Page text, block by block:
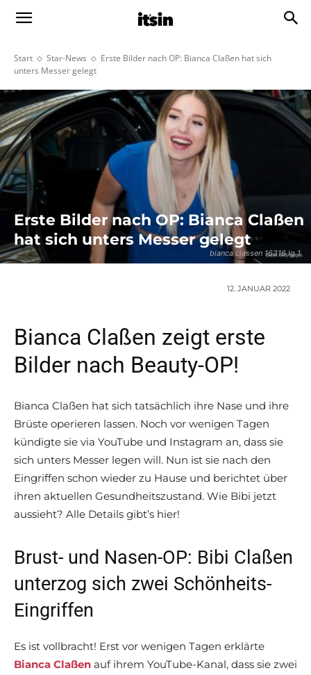
Start Star-News
Erste Bilder nach OP: Bianca Claßen hat sich
unters Messer gelegt
bianca classen 16316 lg 1
Erste Bilder nach OP: Bianca Claßen
hat sich unters Messer gelegt
12. JANUAR 2022
Bianca Claßen zeigt erste
Bilder nach Beauty-OP!
Bianca Claßen hat sich tatsächlich ihre Nase und ihre
Brüste operieren lassen. Noch vor wenigen Tagen
kündigte sie via YouTube und Instagram an, dass sie
sich unters Messer legen will. Nun ist sie nach den
Eingriffen schon wieder zu Hause und berichtet über
ihren aktuellen Gesundheitszustand. Wie Bibi jetzt
aussieht? Alle Details gibt’s hier!
Brust- und Nasen-OP: Bibi Claßen
unterzog sich zwei Schönheits-
Eingriffen
Es ist vollbracht! Erst vor wenigen Tagen erklärte
Bianca Claßen auf ihrem YouTube-Kanal, dass sie zwei